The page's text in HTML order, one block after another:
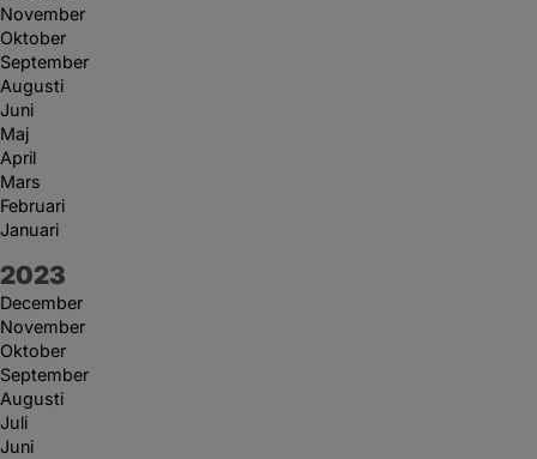
November
Oktober
September
Augusti
Juni
Maj
April
Mars
Februari
Januari
År:
2023
December
November
Oktober
September
Augusti
Juli
Juni